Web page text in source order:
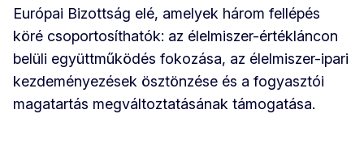
Európai Bizottság elé, amelyek három fellépés
köré csoportosíthatók: az élelmiszer-értékláncon
belüli együttműködés fokozása, az élelmiszer-ipari
kezdeményezések ösztönzése és a fogyasztói
magatartás megváltoztatásának támogatása.